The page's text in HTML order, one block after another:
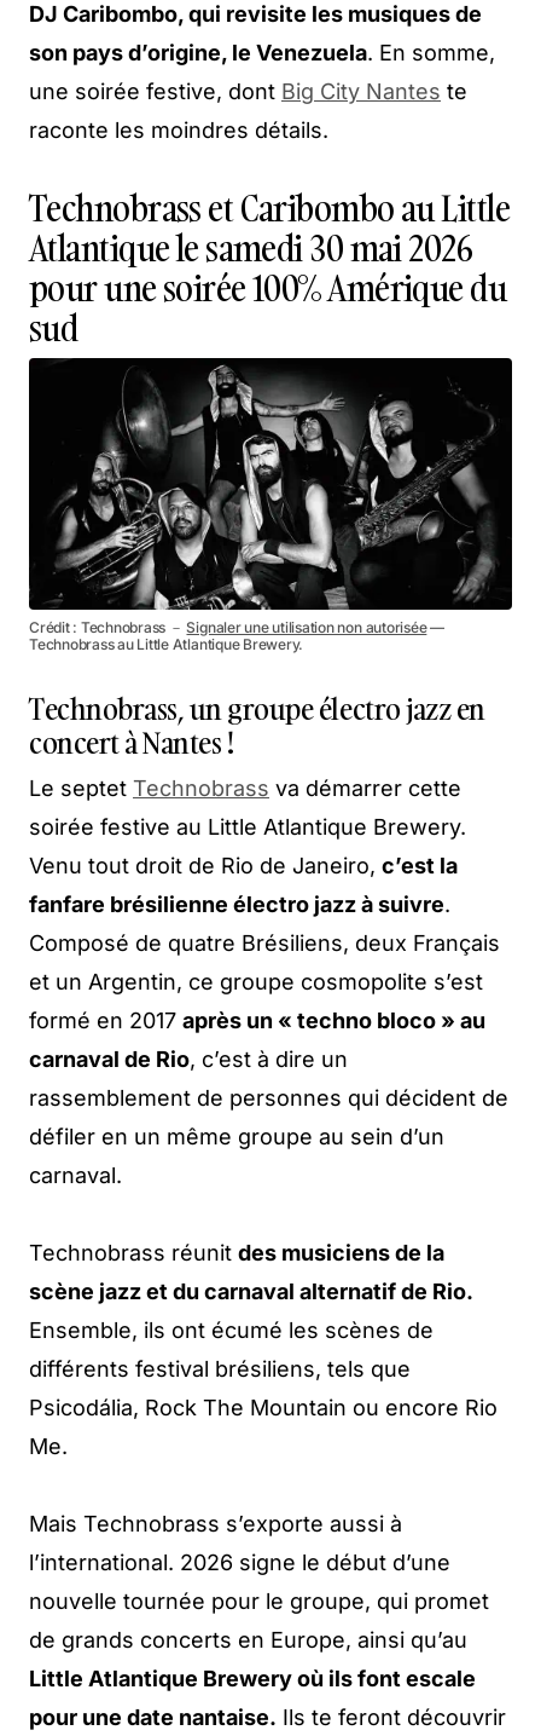
DJ Caribombo, qui revisite les musiques de
son pays d’origine, le Venezuela. En somme,
une soirée festive, dont Big City Nantes te
raconte les moindres détails.
Technobrass et Caribombo au Little
Atlantique le samedi 30 mai 2026
pour une soirée 100% Amérique du
sud
Crédit : Technobrass －Signaler une utilisation non autorisée—
Technobrass au Little Atlantique Brewery.
Technobrass, un groupe électro jazz en
concert à Nantes !
Le septet Technobrass va démarrer cette
soirée festive au Little Atlantique Brewery.
Venu tout droit de Rio de Janeiro, c’est la
fanfare brésilienne électro jazz à suivre.
Composé de quatre Brésiliens, deux Français
et un Argentin, ce groupe cosmopolite s’est
formé en 2017 après un « techno bloco » au
carnaval de Rio, c’est à dire un
rassemblement de personnes qui décident de
défiler en un même groupe au sein d’un
carnaval.
Technobrass réunit des musiciens de la
scène jazz et du carnaval alternatif de Rio.
Ensemble, ils ont écumé les scènes de
différents festival brésiliens, tels que
Psicodália, Rock The Mountain ou encore Rio
Me.
Mais Technobrass s’exporte aussi à
l’international. 2026 signe le début d’une
nouvelle tournée pour le groupe, qui promet
de grands concerts en Europe, ainsi qu’au
Little Atlantique Brewery où ils font escale
pour une date nantaise. Ils te feront découvrir